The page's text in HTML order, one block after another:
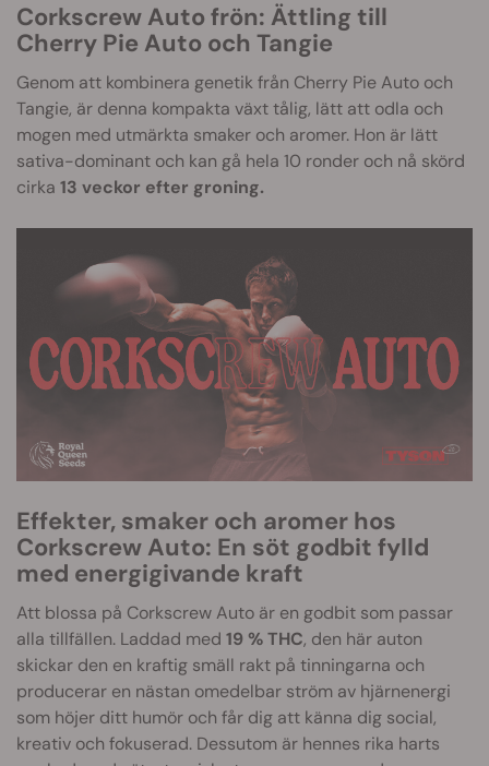
Corkscrew Auto frön: Ättling till
Cherry Pie Auto och Tangie
Genom att kombinera genetik från Cherry Pie Auto och
Tangie, är denna kompakta växt tålig, lätt att odla och
mogen med utmärkta smaker och aromer. Hon är lätt
sativa-dominant och kan gå hela 10 ronder och nå skörd
cirka 13 veckor efter groning.
Effekter, smaker och aromer hos
Corkscrew Auto: En söt godbit fylld
med energigivande kraft
Att blossa på Corkscrew Auto är en godbit som passar
alla tillfällen. Laddad med 19 % THC, den här auton
skickar den en kraftig smäll rakt på tinningarna och
producerar en nästan omedelbar ström av hjärnenergi
som höjer ditt humör och får dig att känna dig social,
kreativ och fokuserad. Dessutom är hennes rika harts